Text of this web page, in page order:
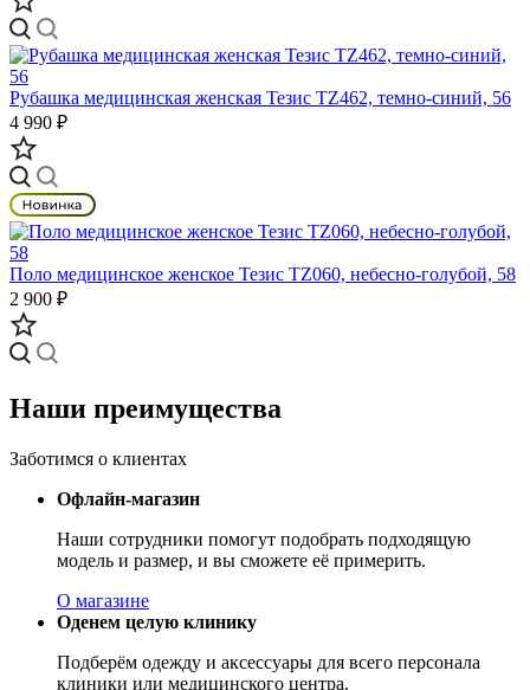
Рубашка медицинская женская Тезис TZ462, темно-синий, 56
4 990 ₽
Поло медицинское женское Тезис TZ060, небесно-голубой, 58
2 900 ₽
Наши преимущества
Заботимся о клиентах
Офлайн-магазин
Наши сотрудники помогут подобрать подходящую
модель и размер, и вы сможете её примерить.
О магазине
Оденем целую клинику
Подберём одежду и аксессуары для всего персонала
клиники или медицинского центра.